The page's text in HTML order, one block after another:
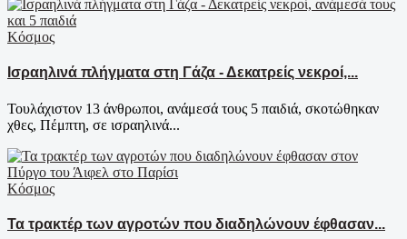
Κόσμος
Ισραηλινά πλήγματα στη Γάζα - Δεκατρείς νεκροί,...
Τουλάχιστον 13 άνθρωποι, ανάμεσά τους 5 παιδιά, σκοτώθηκαν
χθες, Πέμπτη, σε ισραηλινά...
Κόσμος
Τα τρακτέρ των αγροτών που διαδηλώνουν έφθασαν...